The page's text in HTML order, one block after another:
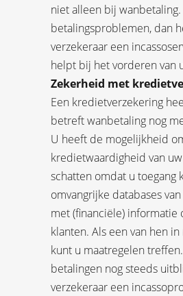
niet alleen bij
betalingsproblemen, dan
verzekeraar een
helpt bij het vorderen van
Zekerheid met
Een kredietverzekering
betreft wanbetaling nog
U heeft de mogelijkheid
kredietwaardigheid van
schatten omdat u toegang
omvangrijke databases
met (financiële) informatie
klanten. Als een van hen
kunt u maatregelen
betalingen nog steeds
verzekeraar een